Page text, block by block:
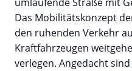
Das Mobilitätskonzept
den ruhenden Verkehr
Kraftfahrzeugen
verlegen. Angedacht